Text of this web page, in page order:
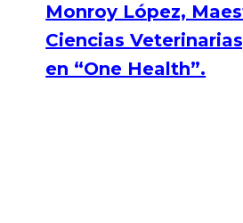
Monroy López,
Ciencias
en “One Health”.